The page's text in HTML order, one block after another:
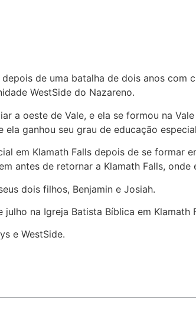
de uma batalha de dois anos com
WestSide do Nazareno.
a oeste de Vale, e ela se formou na
ganhou seu grau de educação
em Klamath Falls depois de se formar
antes de retornar a Klamath Falls,
dois filhos, Benjamin e Josiah.
na Igreja Batista Bíblica em Klamath
e WestSide.